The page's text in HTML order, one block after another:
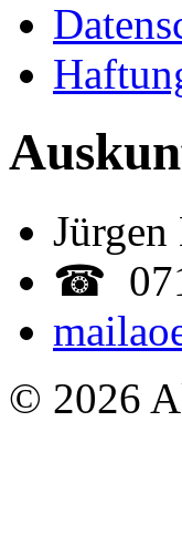
☎
mail
© 2026